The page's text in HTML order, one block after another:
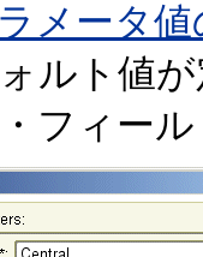
ラメータ
ルト値
フィー